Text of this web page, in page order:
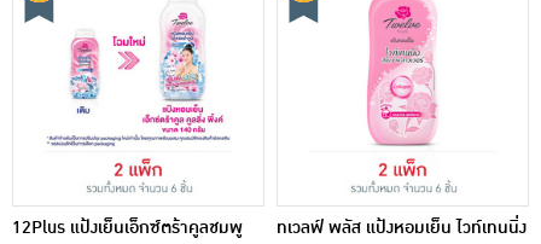
ขนมขบเคี้ยว และช็อคโกแลต
อาหารสด ผัก ผลไม้และเบเกอรี่
12Plus แป้งเย็นเอ็กซ์ตร้าคูลชมพู
ทเวลฟ์ พลัส แป้งหอมเย็น ไวท์เทนนิ่ง